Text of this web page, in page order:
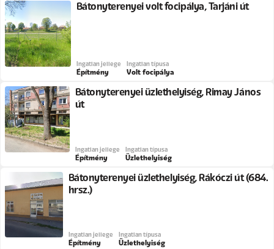
Bátonyterenyei volt focipálya, Tarjáni út
Ingatlan jellege
Építmény
Ingatlan típusa
Volt focipálya
Bátonyterenyei üzlethelyiség, Rimay János
út
Ingatlan jellege
Építmény
Ingatlan típusa
Üzlethelyiség
Bátonyterenyei üzlethelyiség, Rákóczi út (684.
hrsz.)
Ingatlan jellege
Építmény
Ingatlan típusa
Üzlethelyiség